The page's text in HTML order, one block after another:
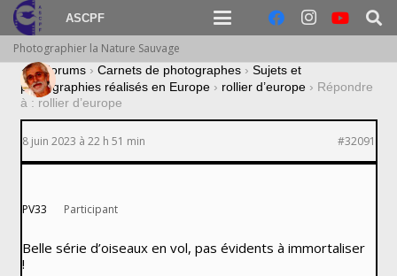
ASCPF
Photographier la Nature Sauvage
› Forums › Carnets de photographes › Sujets et
photographies réalisés en Europe › rollier d’europe › Répondre
à : rollier d’europe
8 juin 2023 à 22 h 51 min #32091
PV33 Participant
Belle série d’oiseaux en vol, pas évidents à immortaliser
!